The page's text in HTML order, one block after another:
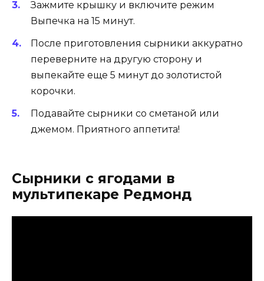
Зажмите крышку и включите режим
Выпечка на 15 минут.
После приготовления сырники аккуратно
переверните на другую сторону и
выпекайте еще 5 минут до золотистой
корочки.
Подавайте сырники со сметаной или
джемом. Приятного аппетита!
Сырники с ягодами в
мультипекаре Редмонд